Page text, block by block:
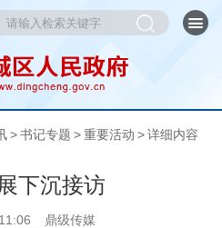
> 书记专题 > 重要活动 > 详细内容
下沉接访
鼎级传媒